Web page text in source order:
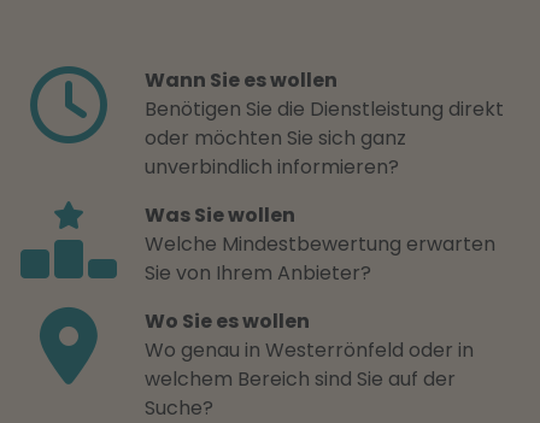
Wann Sie es wollen
Benötigen Sie die Dienstleistung direkt
oder möchten Sie sich ganz
unverbindlich informieren?
Was Sie wollen
Welche Mindestbewertung erwarten
Sie von Ihrem Anbieter?
Wo Sie es wollen
Wo genau in Westerrönfeld oder in
welchem Bereich sind Sie auf der
Suche?